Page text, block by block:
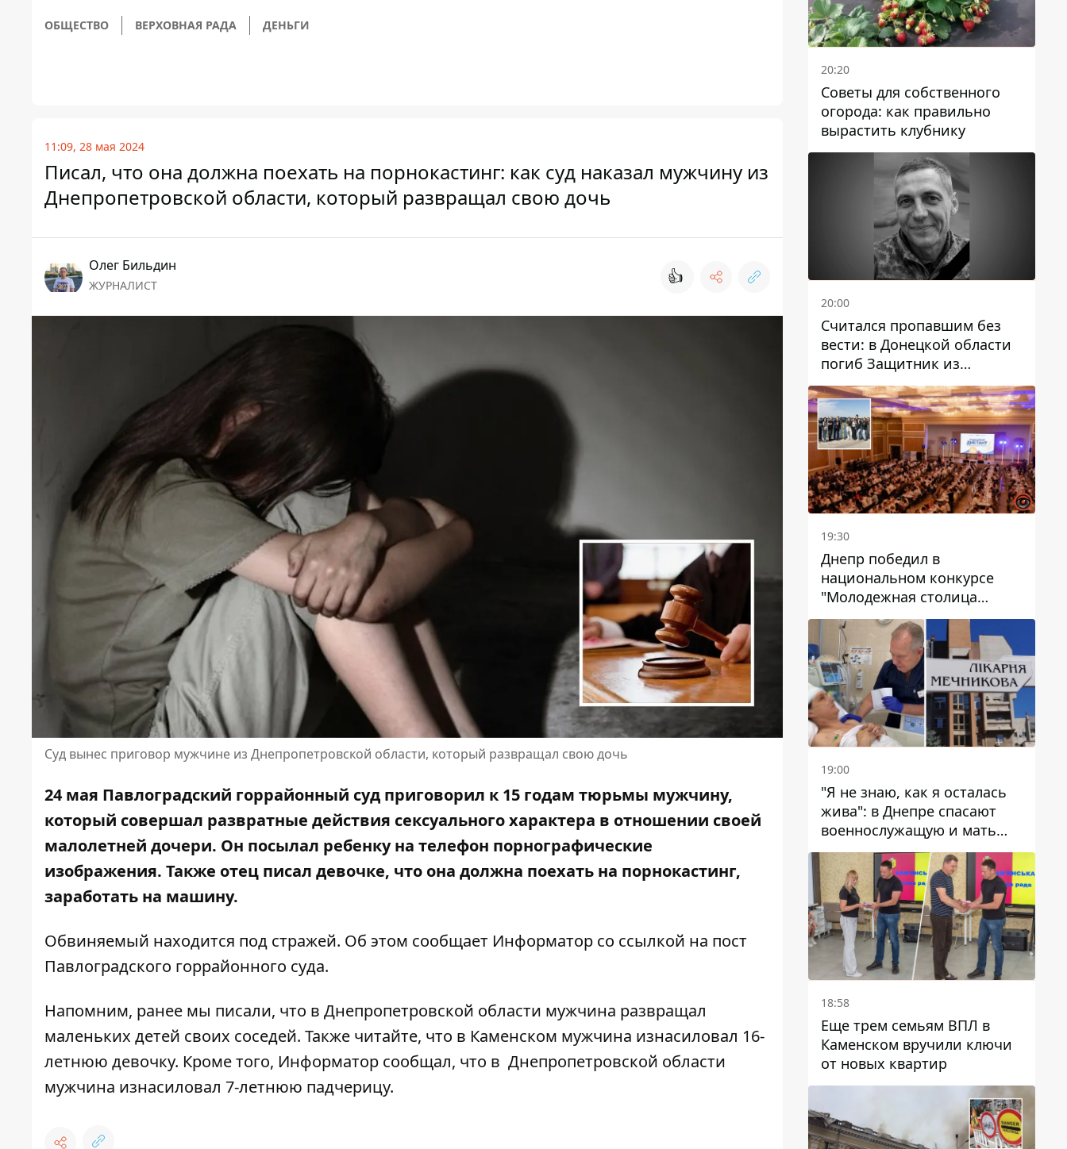
ОБЩЕСТВО ВЕРХОВНАЯ РАДА ДЕНЬГИ
11:09, 28 мая 2024
Писал, что она должна поехать на порнокастинг: как суд наказал мужчину из
Днепропетровской области, который развращал свою дочь
Олег Бильдин
ЖУРНАЛИСТ 👍
Суд вынес приговор мужчине из Днепропетровской области, который развращал свою дочь
24 мая Павлоградский горрайонный суд приговорил к 15 годам тюрьмы мужчину,
который совершал развратные действия сексуального характера в отношении своей
малолетней дочери. Он посылал ребенку на телефон порнографические
изображения. Также отец писал девочке, что она должна поехать на порнокастинг,
заработать на машину.
Обвиняемый находится под стражей. Об этом сообщает Информатор со ссылкой на пост
Павлоградского горрайонного суда.
Напомним, ранее мы писали, что в Днепропетровской области мужчина развращал
маленьких детей своих соседей. Также читайте, что в Каменском мужчина изнасиловал 16-
летнюю девочку. Кроме того, Информатор сообщал, что в Днепропетровской области
мужчина изнасиловал 7-летнюю падчерицу.
20:20
Советы для собственного
огорода: как правильно
вырастить клубнику
20:00
Считался пропавшим без
вести: в Донецкой области
погиб Защитник из
Каменского Антон
Красовский
19:30
Днепр победил в
национальном конкурсе
"Молодежная столица
Украины – 2026"
19:00
"Я не знаю, как я осталась
жива": в Днепре спасают
военнослужащую и мать
четверых детей, которую
ранил КАБ
18:58
Еще трем семьям ВПЛ в
Каменском вручили ключи
от новых квартир